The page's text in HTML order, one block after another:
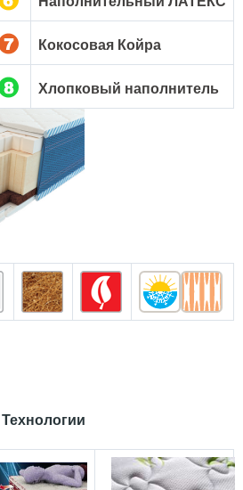
Кокосовая Койра
Хлопковый наполнитель
Технологии